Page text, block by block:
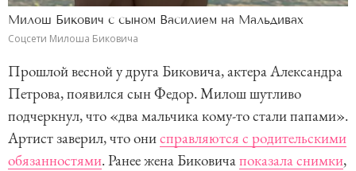
Милош Бикович с сыном Василием на Мальдивах
Соцсети Милоша Биковича
Прошлой весной у друга Биковича, актера Александра
Петрова, появился сын Федор. Милош шутливо
подчеркнул, что «два мальчика кому-то стали папами».
Артист заверил, что онисправляются с родительскими
обязанностями. Ранее жена Биковичапоказала снимки,